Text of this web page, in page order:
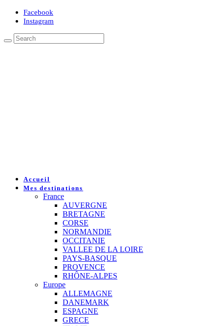
Facebook
Instagram
Accueil
Mes destinations
France
AUVERGNE
BRETAGNE
CORSE
NORMANDIE
OCCITANIE
VALLEE DE LA LOIRE
PAYS-BASQUE
PROVENCE
RHÔNE-ALPES
Europe
ALLEMAGNE
DANEMARK
ESPAGNE
GRECE